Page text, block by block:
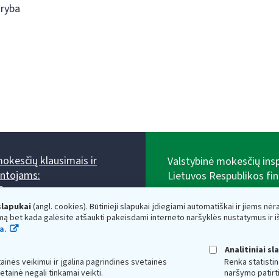
(angl. cookies). Būtinieji slapukai įdiegiami automatiškai ir jiems
bet kada galėsite atšaukti pakeisdami interneto naršyklės nustatymus ir
veikimui ir įgalina pagrindines svetainės
negali tinkamai veikti.
Analitiniai
Renka
naršymo
klausimais ir
17.00, V 8.00-15.45.
valanda trumpiau.
penktadienį 8.00 val. - 12.00 val.
Valstybinė mokesčių
Lietuvos Respublikos
adresas: Vasario 16-osios g. 14,
el.paštas:vmi@vmi.lt, E.
Lietuvos Respublikos finansų
saugomi Juridinių asmenų